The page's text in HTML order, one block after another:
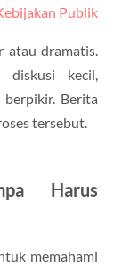
Publik
atau dramatis.
diskusi kecil,
berpikir. Berita
tersebut.
Harus
memahami